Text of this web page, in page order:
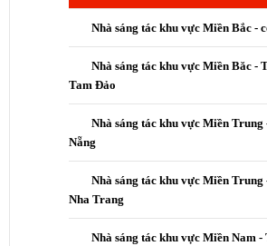
Nhà sáng tác khu vực Miền Bắc -
Nhà sáng tác khu vực Miền Băc -
Tam Đảo
Nhà sáng tác khu vực Miền Trung
Nẵng
Nhà sáng tác khu vực Miền Trung
Nha Trang
Nhà sáng tác khu vực Miền Nam -